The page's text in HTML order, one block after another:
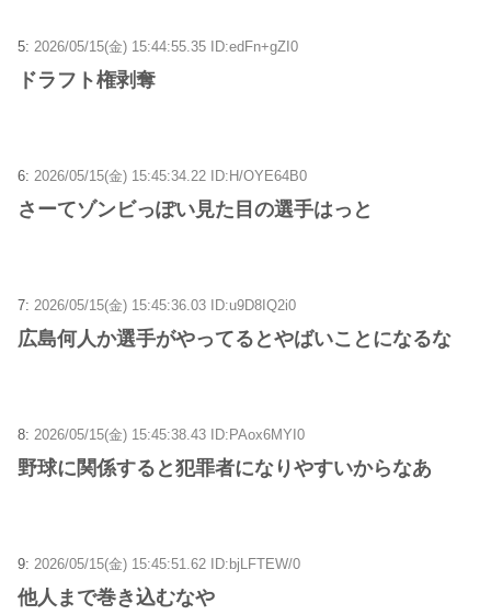
5: 2026/05/15(金) 15:44:55.35 ID:edFn+gZI0
ドラフト権剥奪
6: 2026/05/15(金) 15:45:34.22 ID:H/OYE64B0
さーてゾンビっぽい見た目の選手はっと
7: 2026/05/15(金) 15:45:36.03 ID:u9D8IQ2i0
広島何人か選手がやってるとやばいことになるな
8: 2026/05/15(金) 15:45:38.43 ID:PAox6MYI0
野球に関係すると犯罪者になりやすいからなあ
9: 2026/05/15(金) 15:45:51.62 ID:bjLFTEW/0
他人まで巻き込むなや